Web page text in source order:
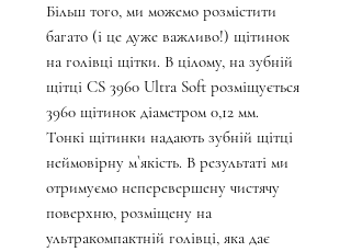
Більш того, ми можемо розмістити
багато (і це дуже важливо!) щітинок
на голівці щітки. В цілому, на зубній
щітці CS 3960 Ultra Soft розміщується
3960 щітинок діаметром 0,12 мм.
Тонкі щітинки надають зубній щітці
неймовірну м`якість. В результаті ми
отримуємо неперевершену чистячу
поверхню, розміщену на
ультракомпактній голівці, яка дає